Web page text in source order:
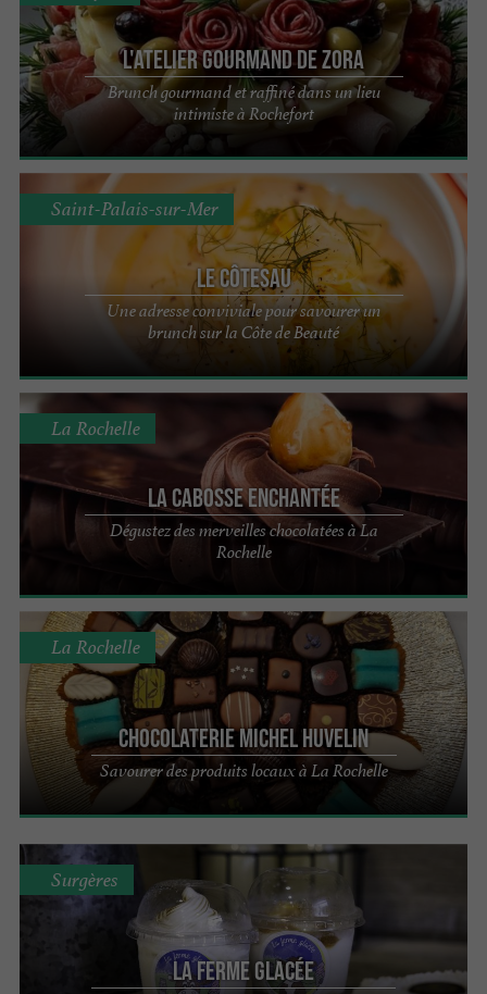
L'Atelier Gourmand De Zora
Brunch gourmand et raffiné dans un lieu
intimiste à Rochefort
Le CôteSau
Une adresse conviviale pour savourer un
brunch sur la Côte de Beauté
Saint-Palais-sur-Mer
La Cabosse Enchantée
Dégustez des merveilles chocolatées à La
Rochelle
La Rochelle
Chocolaterie Michel Huvelin
Savourer des produits locaux à La Rochelle
La Rochelle
La Ferme Glacée
Surgères